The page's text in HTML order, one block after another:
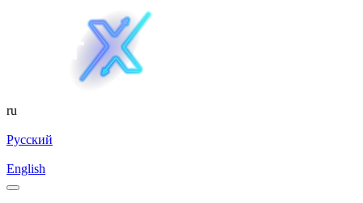
ru
Русский
English